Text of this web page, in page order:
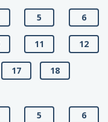
5 6
11 12
17
18
5 6